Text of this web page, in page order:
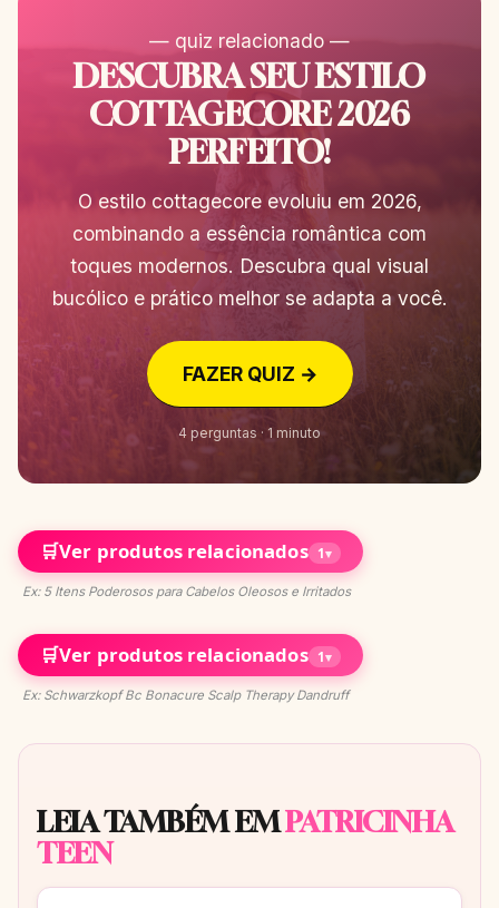
— quiz relacionado —
DESCUBRA SEU ESTILO
COTTAGECORE 2026
PERFEITO!
O estilo cottagecore evoluiu em 2026,
combinando a essência romântica com
toques modernos. Descubra qual visual
bucólico e prático melhor se adapta a você.
FAZER QUIZ →
4 perguntas · 1 minuto
🛒Ver produtos relacionados 1▾
Ex: 5 Itens Poderosos para Cabelos Oleosos e Irritados
🛒Ver produtos relacionados 1▾
Ex: Schwarzkopf Bc Bonacure Scalp Therapy Dandruff
LEIA TAMBÉM EMPATRICINHA
TEEN